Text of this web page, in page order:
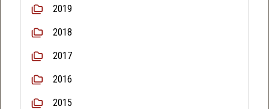
2019
2018
2017
2016
2015